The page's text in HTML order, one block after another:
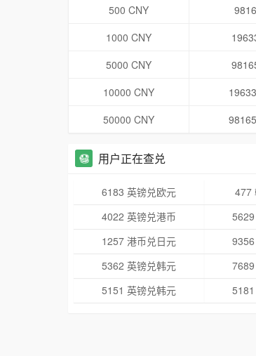
500 CNY
1000 CNY
5000 CNY
10000 CNY
50000 CNY
用户正在查兑
6183 英镑兑欧元 477
4022 英镑兑港币
1257 港币兑日元
5362 英镑兑韩元
5151 英镑兑韩元